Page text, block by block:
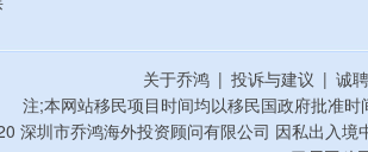
关于乔鸿 | 投诉与建议 | 诚
注;本网站移民项目时间均以移民国政府批准
深圳市乔鸿海外投资顾问有限公司 因私出入